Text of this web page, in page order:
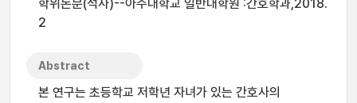
학위논문(석사)--아주대학교 일반대학원 :간호학과,2018.
2
Abstract
본 연구는 초등학교 저학년 자녀가 있는 간호사의